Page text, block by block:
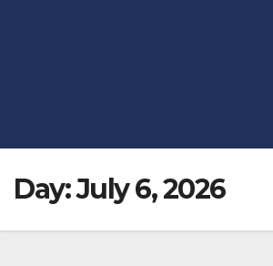
Day:July 6, 2026